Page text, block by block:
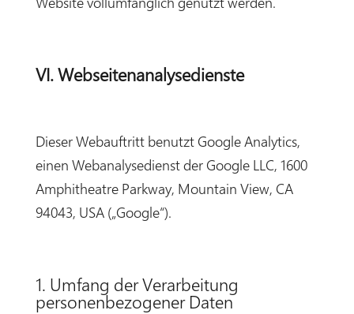
VI. Webseitenanalysedienste
Dieser Webauftritt benutzt Google Analytics,
einen Webanalysedienst der Google LLC, 1600
Amphitheatre Parkway, Mountain View, CA
94043, USA („Google“).
1. Umfang der Verarbeitung
personenbezogener Daten